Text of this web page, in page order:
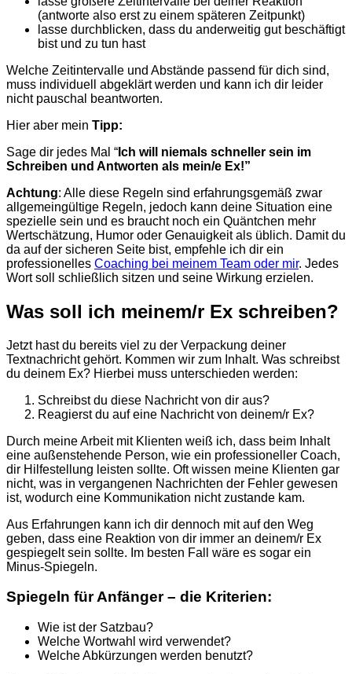
(antworte also erst zu einem späteren Zeitpunkt)
lasse durchblicken, dass du anderweitig gut beschäftigt
bist und zu tun hast
Welche Zeitintervalle und Abstände passend für dich sind,
muss individuell abgeklärt werden und kann ich dir leider
nicht pauschal beantworten.
Hier aber mein Tipp:
Sage dir jedes Mal “ Ich will niemals schneller sein im
Schreiben und Antworten als mein/e Ex!”
Achtung: Alle diese Regeln sind erfahrungsgemäß zwar
allgemeingültige Regeln, jedoch kann deine Situation eine
spezielle sein und es braucht noch ein Quäntchen mehr
Wertschätzung, Humor oder Genauigkeit als üblich. Damit du
da auf der sicheren Seite bist, empfehle ich dir ein
professionelles Coaching bei meinem Team oder mir. Jedes
Wort soll schließlich sitzen und seine Wirkung erzielen.
Was soll ich meinem/r Ex schreiben?
Jetzt hast du bereits viel zu der Verpackung deiner
Textnachricht gehört. Kommen wir zum Inhalt. Was schreibst
du deinem Ex? Hierbei muss unterschieden werden:
Schreibst du diese Nachricht von dir aus?
Reagierst du auf eine Nachricht von deinem/r Ex?
Durch meine Arbeit mit Klienten weiß ich, dass beim Inhalt
eine außenstehende Person, wie ein professioneller Coach,
dir Hilfestellung leisten sollte. Oft wissen meine Klienten gar
nicht, was in vergangenen Nachrichten der Fehler gewesen
ist, wodurch eine Kommunikation nicht zustande kam.
Aus Erfahrungen kann ich dir dennoch mit auf den Weg
geben, dass eine Reaktion von dir immer an deinem/r Ex
gespiegelt sein sollte. Im besten Fall wäre es sogar ein
Minus-Spiegeln.
Spiegeln für Anfänger – die Kriterien:
Wie ist der Satzbau?
Welche Wortwahl wird verwendet?
Welche Abkürzungen werden benutzt?